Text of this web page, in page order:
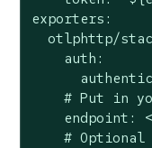
exporters:
otlphttp/
    auth:
# Put in
endpoint:
# Optional